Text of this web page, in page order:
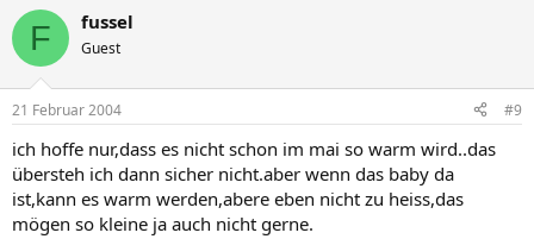
F fussel
Guest
21 Februar 2004 #9
ich hoffe nur,dass es nicht schon im mai so warm wird..das
übersteh ich dann sicher nicht.aber wenn das baby da
ist,kann es warm werden,abere eben nicht zu heiss,das
mögen so kleine ja auch nicht gerne.